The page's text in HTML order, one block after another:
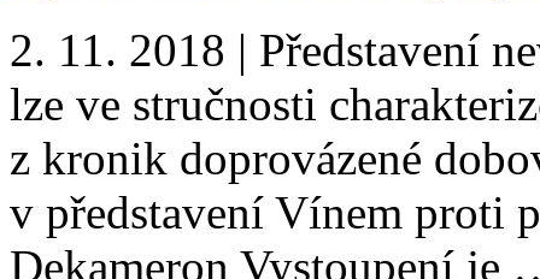
2. 11. 2018 | Představení
lze ve stručnosti
z kronik doprovázené
v představení Vínem proti
Dekameron Vystoupení